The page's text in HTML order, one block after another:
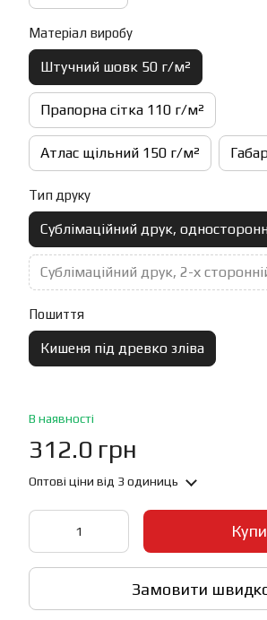
Матеріал виробу
Штучний шовк 50 г/м²
Прапорна сітка 110 г/м²
Атлас щільний 150 г/м²
Тип друку
Сублімаційний друк,
Сублімаційний друк, 2-х
Пошиття
Кишеня під древко зліва
В наявності
312.0 грн
Оптові ціни від 3 одиниць
Замовити